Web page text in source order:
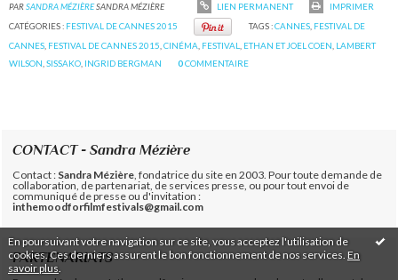
En poursuivant votre navigation sur ce site, vous acceptez l'utilisation de
cookies. Ces derniers assurent le bon fonctionnement de nos services. En
savoir plus
PARSANDRA MÉZIÈRESANDRA MÉZIÈRE LIEN PERMANENT
IMPRIMER
CATÉGORIES : FESTIVAL DE CANNES 2015 TAGS :CANNES, FESTIVAL DE
CANNES FESTIVAL DE CANNES 2015 ,CINÉMA FESTIVAL ETHAN ET JOEL COEN LAMBERT
WILSON ,SISSAKO INGRID BERGMAN 0COMMENTAIRE
CONTACT - Sandra Mézière
Contact : Sandra Mézière , fondatrice du site en 2003. Pour toute demande de
collaboration, de partenariat, de services presse, ou pour tout envoi de
communiqué de presse ou d'invitation :
inthemoodforfilmfestivals@gmail.com
PARTENARIATS